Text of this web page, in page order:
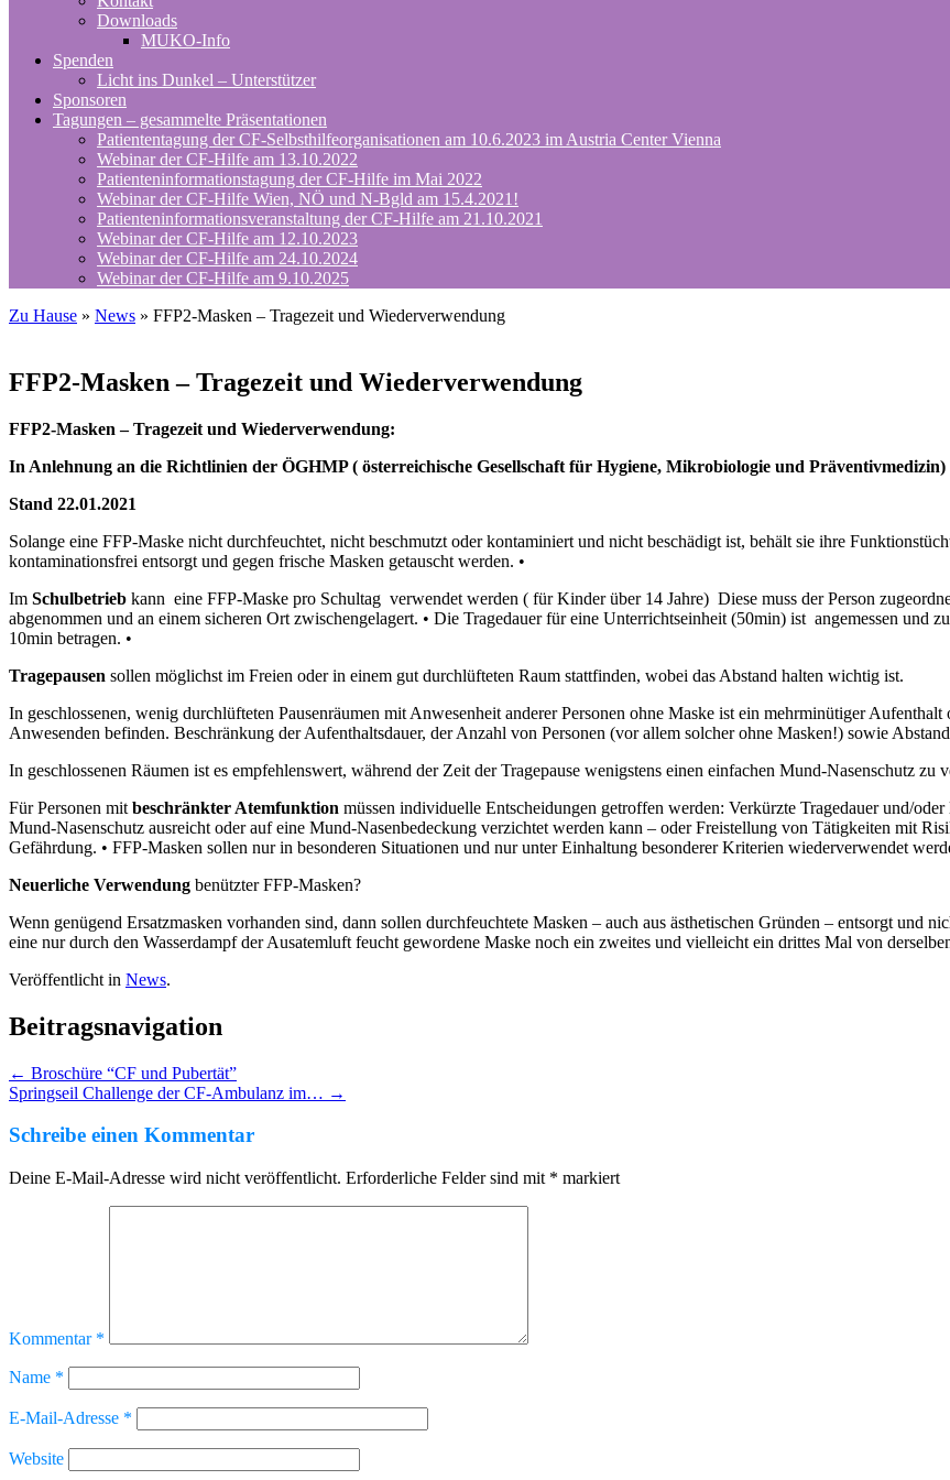
Downloads
MUKO-Info
Spenden
Licht ins Dunkel – Unterstützer
Sponsoren
Tagungen – gesammelte Präsentationen
Patiententagung der CF-Selbsthilfeorganisationen am 10.6.2023 im Austria Center Vienna
Webinar der CF-Hilfe am 13.10.2022
Patienteninformationstagung der CF-Hilfe im Mai 2022
Webinar der CF-Hilfe Wien, NÖ und N-Bgld am 15.4.2021!
Patienteninformationsveranstaltung der CF-Hilfe am 21.10.2021
Webinar der CF-Hilfe am 12.10.2023
Webinar der CF-Hilfe am 24.10.2024
Webinar der CF-Hilfe am 9.10.2025
Zu Hause » News » FFP2-Masken – Tragezeit und Wiederverwendung
FFP2-Masken – Tragezeit und Wiederverwendung
FFP2-Masken – Tragezeit und Wiederverwendung:
In Anlehnung an die Richtlinien der ÖGHMP ( österreichische Gesellschaft für Hygiene, Mikrobiologie und Präventivmedizin)
Stand 22.01.2021
Solange eine FFP-Maske nicht durchfeuchtet, nicht beschmutzt oder kontaminiert und nicht beschädigt ist, behält sie ihre
kontaminationsfrei entsorgt und gegen frische Masken getauscht werden. •
Im Schulbetrieb kann eine FFP-Maske pro Schultag verwendet werden ( für Kinder über 14 Jahre) Diese muss der Person
abgenommen und an einem sicheren Ort zwischengelagert. • Die Tragedauer für eine Unterrichtseinheit (50min) ist angemessen und
10min betragen. •
Tragepausen sollen möglichst im Freien oder in einem gut durchlüfteten Raum stattfinden, wobei das Abstand halten wichtig ist.
In geschlossenen, wenig durchlüfteten Pausenräumen mit Anwesenheit anderer Personen ohne Maske ist ein mehrminütiger
Anwesenden befinden. Beschränkung der Aufenthaltsdauer, der Anzahl von Personen (vor allem solcher ohne Masken!) sowie
In geschlossenen Räumen ist es empfehlenswert, während der Zeit der Tragepause wenigstens einen einfachen Mund-Nasenschutz
Für Personen mit beschränkter Atemfunktion müssen individuelle Entscheidungen getroffen werden: Verkürzte Tragedauer und/
Mund-Nasenschutz ausreicht oder auf eine Mund-Nasenbedeckung verzichtet werden kann – oder Freistellung von Tätigkeiten mit
Gefährdung. • FFP-Masken sollen nur in besonderen Situationen und nur unter Einhaltung besonderer Kriterien wiederverwendet
Neuerliche Verwendung benützter FFP-Masken?
Wenn genügend Ersatzmasken vorhanden sind, dann sollen durchfeuchtete Masken – auch aus ästhetischen Gründen – entsorgt und
eine nur durch den Wasserdampf der Ausatemluft feucht gewordene Maske noch ein zweites und vielleicht ein drittes Mal von
Veröffentlicht in News.
Beitragsnavigation
← Broschüre “CF und Pubertät”
Springseil Challenge der CF-Ambulanz im… →
Schreibe einen Kommentar
Deine E-Mail-Adresse wird nicht veröffentlicht. Erforderliche Felder sind mit * markiert
Kommentar *
Name *
E-Mail-Adresse *
Website